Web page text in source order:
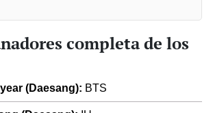
completa de los
(Daesang): BTS